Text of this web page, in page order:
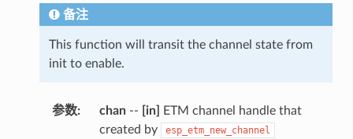
备注
This function will transit the channel state from
init to enable.
参数: chan-- [in]
ETM channel handle that
created by
esp_etm_new_channel